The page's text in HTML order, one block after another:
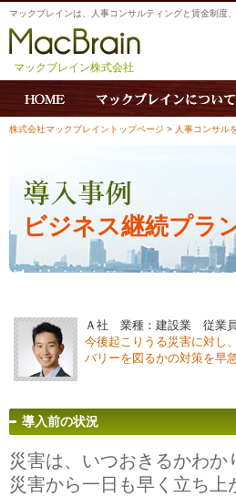
マックブレインは、人事コンサルティングと賃金制度
マックブレイン株式会社
株式会社マックブレイントップページ > 人事コンサル
ビジネス継続プラ
Ａ社 業種：建設業 従業
今後起こりうる災害に対し
バリーを図るかの対策を早
導入前の状況
災害は、いつおきるかわ
災害から一日も早く立ち